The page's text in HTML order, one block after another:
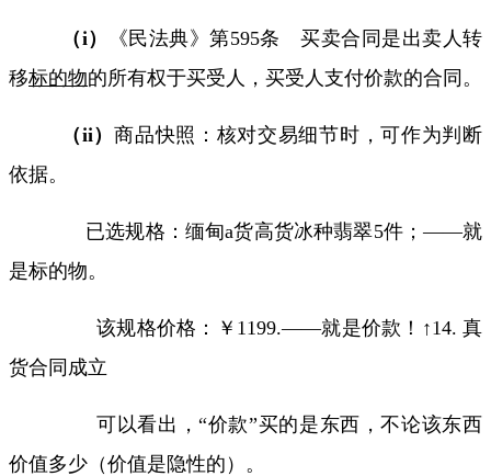
（i） 《民法典》第595条 买卖合同是出卖人转
移标的物的所有权于买受人，买受人支付价款的合同。
（ii）商品快照：核对交易细节时，可作为判断
依据。
已选规格：缅甸a货高货冰种翡翠5件；——就
是标的物。
该规格价格：￥ 1199.——就是价款！↑14.真
货合同成立
可以看出，“价款”买的是东西，不论该东西
价值多少（价值是隐性的）。